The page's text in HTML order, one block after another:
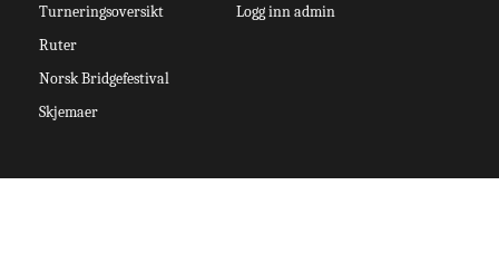
Turneringsoversikt
Ruter
Norsk Bridgefestival
Skjemaer
Logg inn admin